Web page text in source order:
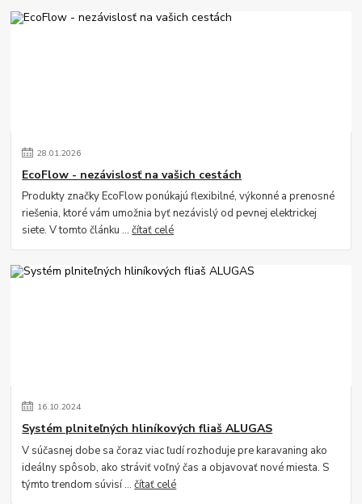
28.01.2026
EcoFlow - nezávislosť na vašich cestách
Produkty značky EcoFlow ponúkajú flexibilné, výkonné a prenosné
riešenia, ktoré vám umožnia byť nezávislý od pevnej elektrickej
siete. V tomto článku ...čítať celé
16.10.2024
Systém plniteľných hliníkových fliaš ALUGAS
V súčasnej dobe sa čoraz viac ľudí rozhoduje pre karavaning ako
ideálny spôsob, ako stráviť voľný čas a objavovať nové miesta. S
týmto trendom súvisí ...čítať celé